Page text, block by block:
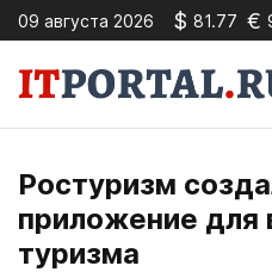
09 августа 2026 $ 81.77 €
Ростуризм
приложение для
туризма